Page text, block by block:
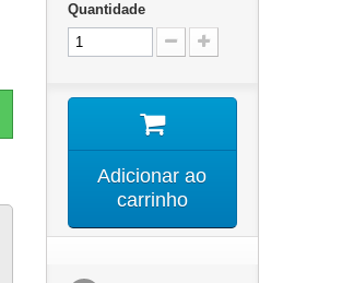
Quantidade
Adicionar ao
carrinho